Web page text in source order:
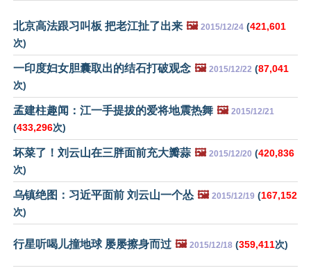
北京高法跟习叫板 把老江扯了出来 🖼️ 2015/12/24 (421,601
次)
一印度妇女胆囊取出的结石打破观念 🖼️ 2015/12/22 (87,041
次)
孟建柱趣闻：江一手提拔的爱将地震热舞 🖼️ 2015/12/21
(433,296次)
坏菜了！刘云山在三胖面前充大瓣蒜 🖼️ 2015/12/20 (420,836
次)
乌镇绝图：习近平面前 刘云山一个怂 🖼️ 2015/12/19 (167,152
次)
行星听喝儿撞地球 屡屡擦身而过 🖼️ 2015/12/18 (359,411次)